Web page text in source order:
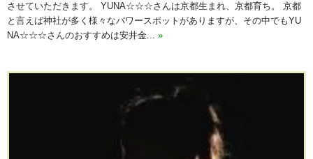
させていただきます。 YUNA☆☆☆さんは京都生まれ、京都育ち。 京都
と言えば神社が多く様々なパワースポットがありますが、その中でもYU
NA☆☆☆さんのおすすめは安井金... »